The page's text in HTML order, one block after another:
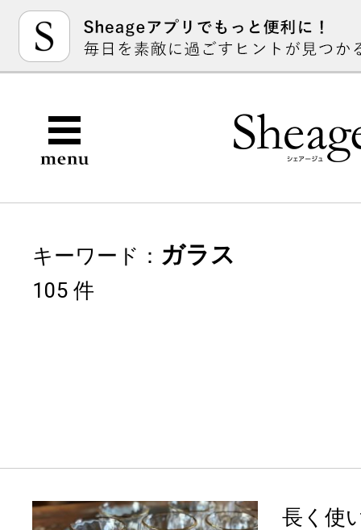
キーワード： ガラス
105 件
長く使